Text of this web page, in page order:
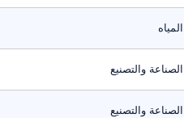
المياه
الصناعة والتصنيع
الصناعة والتصنيع